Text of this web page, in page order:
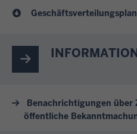
Geschäftsverteilungsplan
Benachrichtigungen über
öffentliche